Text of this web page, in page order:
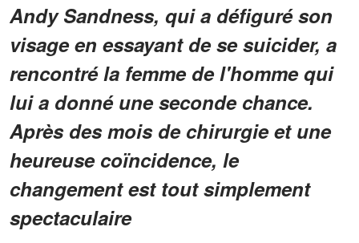
Andy Sandness, qui a défiguré son
visage en essayant de se suicider, a
rencontré la femme de l'homme qui
lui a donné une seconde chance.
Après des mois de chirurgie et une
heureuse coïncidence, le
changement est tout simplement
spectaculaire